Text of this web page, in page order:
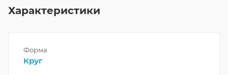
Характеристики
Форма
Круг